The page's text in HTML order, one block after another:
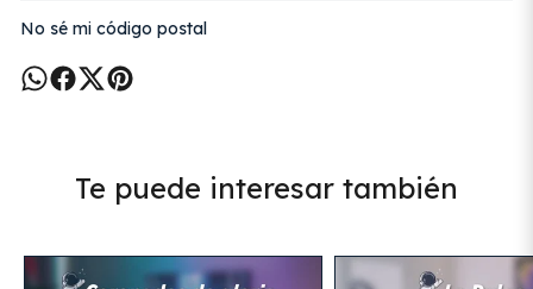
No sé mi código postal
Te puede interesar también